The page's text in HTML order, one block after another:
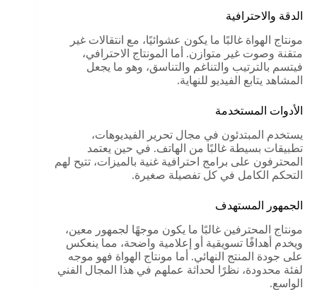
الدقة والاحترافية
مونتاج الهواة غالبًا ما يكون عشوائيًا، مع انتقالات غير
متقنة وصوت غير متوازن. أما المونتاج الاحترافي،
فيتسم بالترتيب والتناغم والتناسق، وهو ما يجعل
المشاهد يتابع الفيديو للنهاية.
الأدوات المستخدمة
يستخدم المبتدئون في مجال تحرير الفيديوهات،
تطبيقات بسيطة غالبًا من الهاتف. في حين يعتمد
المحترفون على برامج احترافية غنية بالميزات، تتيح لهم
التحكم الكامل في كل تفصيلة صغيرة.
الجمهور المستهدف
مونتاج المحترفين غالبًا ما يكون موجهًا لجمهور معين،
ويخدم أهدافًا تسويقية أو إعلامية واضحة، مما ينعكس
على جودة المنتج النهائي. أما مونتاج الهواة فهو موجه
لفئة محدودة، نظرًا لحداثة عملهم في هذا المجال الفني
الواسع.